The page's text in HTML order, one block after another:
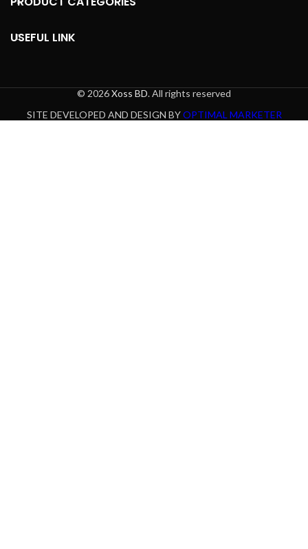
USEFUL LINK
© 2026Xoss BD. All rights reserved
SITE DEVELOPED AND DESIGN BYOPTIMAL MARKETER